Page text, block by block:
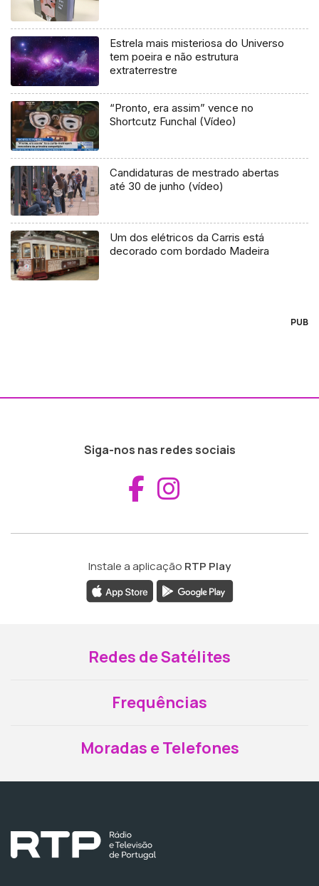
Estrela mais misteriosa do Universo
tem poeira e não estrutura
extraterrestre
“Pronto, era assim” vence no
Shortcutz Funchal (Vídeo)
Candidaturas de mestrado abertas
até 30 de junho (vídeo)
Um dos elétricos da Carris está
decorado com bordado Madeira
PUB
Siga-nos nas redes sociais
Aceder ao
Instale a aplicação RTP Play
Redes de Satélites
Frequências
Moradas e Telefones